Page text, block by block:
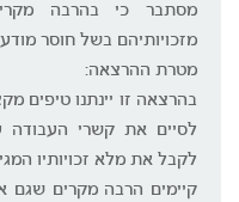
מסתבר כי בהרבה
מזכויותיהם בשל חוסר
מטרת ההרצאה:
בהרצאה זו יינתנו טיפים
לסיים את קשרי העבודה
לקבל את מלא זכויותיו
קיימים הרבה מקרים שגם